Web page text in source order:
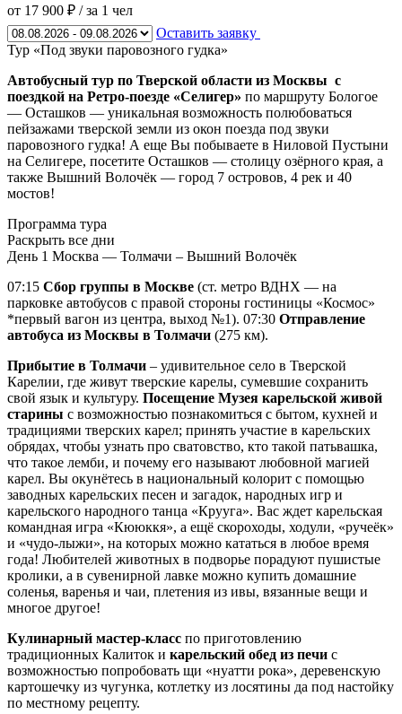
от 17 900 ₽ / за 1 чел
Оставить заявку
Тур «Под звуки паровозного гудка»
Автобусный тур по Тверской области из Москвы с
поездкой на Ретро-поезде «Селигер» по маршруту Бологое
— Осташков — уникальная возможность полюбоваться
пейзажами тверской земли из окон поезда под звуки
паровозного гудка! А еще Вы побываете в Ниловой Пустыни
на Селигере, посетите Осташков — столицу озёрного края, а
также Вышний Волочёк — город 7 островов, 4 рек и 40
мостов!
Программа тура
Раскрыть все дни
День 1 Москва — Толмачи – Вышний Волочёк
07:15 Сбор группы в Москве (ст. метро ВДНХ — на
парковке автобусов с правой стороны гостиницы «Космос»
*первый вагон из центра, выход №1). 07:30 Отправление
автобуса из Москвы в Толмачи (275 км).
Прибытие в Толмачи – удивительное село в Тверской
Карелии, где живут тверские карелы, сумевшие сохранить
свой язык и культуру. Посещение Музея карельской живой
старины с возможностью познакомиться с бытом, кухней и
традициями тверских карел; принять участие в карельских
обрядах, чтобы узнать про сватовство, кто такой патьвашка,
что такое лемби, и почему его называют любовной магией
карел. Вы окунётесь в национальный колорит с помощью
заводных карельских песен и загадок, народных игр и
карельского народного танца «Крууга». Вас ждет карельская
командная игра «Кююккя», а ещё скороходы, ходули, «ручеёк»
и «чудо-лыжи», на которых можно кататься в любое время
года! Любителей животных в подворье порадуют пушистые
кролики, а в сувенирной лавке можно купить домашние
соленья, варенья и чаи, плетения из ивы, вязанные вещи и
многое другое!
Кулинарный мастер-класс по приготовлению
традиционных Калиток и карельский обед из печи с
возможностью попробовать щи «нуатти рока», деревенскую
картошечку из чугунка, котлетку из лосятины да под настойку
по местному рецепту.